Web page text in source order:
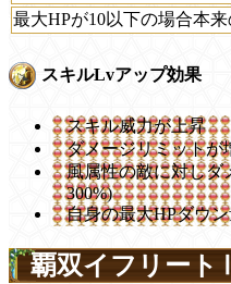
最大HPが10以下の場合本
スキルLvアップ効果
スキル威力が上昇
ダメージリミットが
風属性の敵に対しダ
300%)
自身の最大HPダウ
覇双イフリー